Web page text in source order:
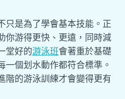
只是為了學會基本技能。正
你游得更快、更遠，同時減
堂好的游泳班會著重於基礎
一個划水動作都符合標準。
階的游泳訓練才會變得更有